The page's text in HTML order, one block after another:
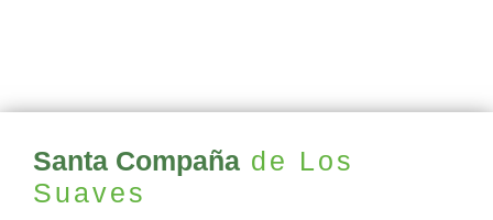
Santa Compaña de Los
Suaves